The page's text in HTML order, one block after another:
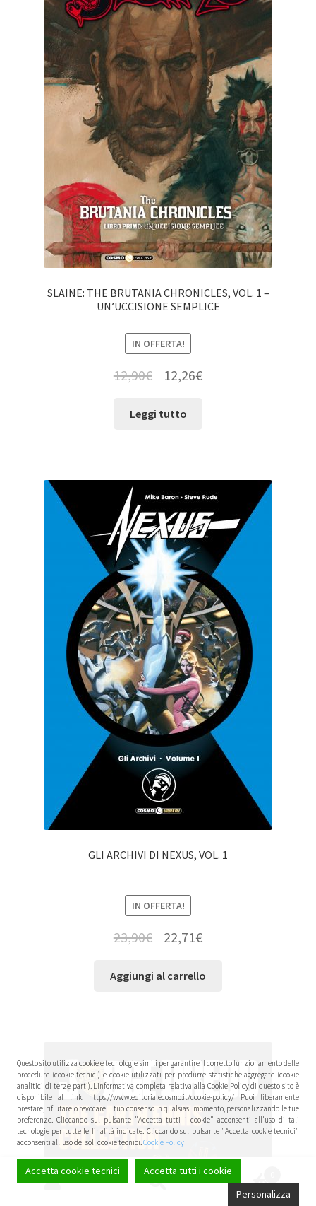
SLAINE: THE BRUTANIA CHRONICLES, VOL. 1 –
UN’UCCISIONE SEMPLICE
IN OFFERTA!
12,90€ 12,26€
Leggi tutto
GLI ARCHIVI DI NEXUS, VOL. 1
IN OFFERTA!
23,90€ 22,71€
Aggiungi al carrello
Questo sito utilizza cookie e tecnologie simili per garantire il corretto funzionamento delle
procedure (cookie tecnici) e cookie utilizzati per produrre statistiche aggregate (cookie
analitici di terze parti). L’informativa completa relativa alla Cookie Policy di questo sito è
disponibile al link: https://www.editorialecosmo.it/cookie-policy/ Puoi liberamente
prestare, rifiutare o revocare il tuo consenso in qualsiasi momento, personalizzando le tue
preferenze. Cliccando sul pulsante "Accetta tutti i cookie" acconsenti all'uso di tali
tecnologie per tutte le finalità indicate. Cliccando sul pulsante "Accetta cookie tecnici"
acconsenti all'uso dei soli cookie tecnici.Cookie Policy
Accetta cookie tecnici
Accetta tutti i cookie
Personalizza